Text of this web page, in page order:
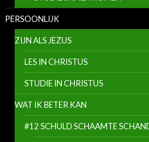
PERSOONLIJK
ZIJN ALS JEZUS
LES IN CHRISTUS
STUDIE IN CHRISTUS
WAT IK BETER KAN
#12 SCHULD SCHAAMTE